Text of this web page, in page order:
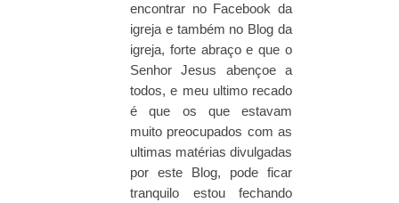
encontrar no Facebook da
igreja e também no Blog da
igreja, forte abraço e que o
Senhor Jesus abençoe a
todos, e meu ultimo recado
é que os que estavam
muito preocupados com as
ultimas matérias divulgadas
por este Blog, pode ficar
tranquilo estou fechando